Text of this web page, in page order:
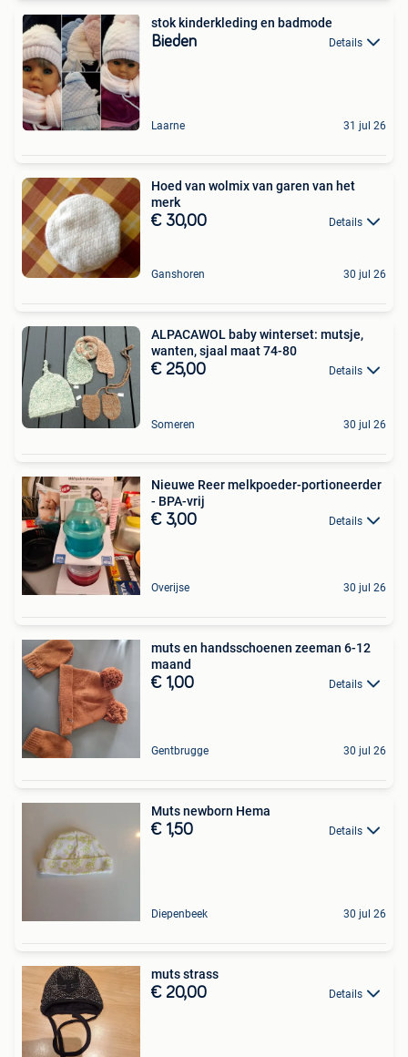
stok kinderkleding en badmode
Bieden Details
Laarne 31 jul 26
Hoed van wolmix van garen van het
merk
€ 30,00 Details
Ganshoren 30 jul 26
ALPACAWOL baby winterset: mutsje,
wanten, sjaal maat 74-80
€ 25,00 Details
Someren 30 jul 26
Nieuwe Reer melkpoeder-portioneerder
- BPA-vrij
€ 3,00 Details
Overijse 30 jul 26
muts en handsschoenen zeeman 6-12
maand
€ 1,00 Details
Gentbrugge 30 jul 26
Muts newborn Hema
€ 1,50 Details
Diepenbeek 30 jul 26
muts strass
€ 20,00 Details